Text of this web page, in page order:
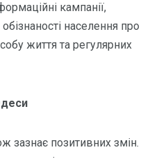
кампанії,
населення про
життя та регулярних
зазнає позитивних змін.